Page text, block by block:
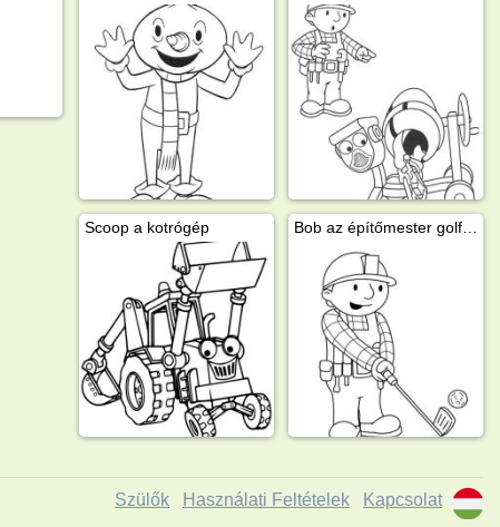
Scoop a kotrógép Bob az építőmester golfozik
Szülők Használati Feltételek Kapcsolat